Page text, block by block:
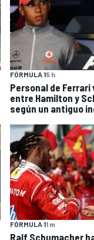
FÓRMULA 15 h
Personal de
entre Hamilton y
según un antiguo
FÓRMULA 11 m
Ralf Schumacher